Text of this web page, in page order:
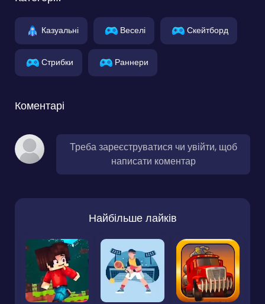
Казуальні Веселі Скейтборд
Стрибки Раннери
Коментарі
Треба зареєструватися чи увійти, щоб
написати коментар
Найбільше лайків